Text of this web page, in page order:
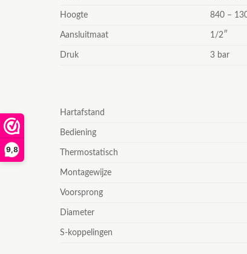
9,8
Hoogte 840 –
Aansluitmaat 1/2″
Druk 3 bar
Hartafstand
Bediening
Thermostatisch
Montagewijze
Voorsprong
Diameter
S-koppelingen